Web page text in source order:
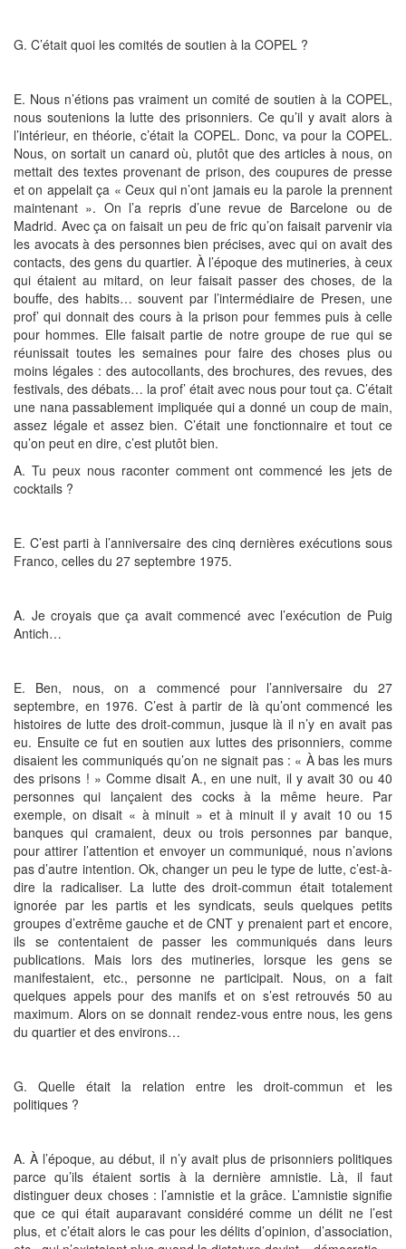
G. C’était quoi les comités de soutien à la COPEL ?
E. Nous n’étions pas vraiment un comité de soutien à la COPEL,
nous soutenions la lutte des prisonniers. Ce qu’il y avait alors à
l’intérieur, en théorie, c’était la COPEL. Donc, va pour la COPEL.
Nous, on sortait un canard où, plutôt que des articles à nous, on
mettait des textes provenant de prison, des coupures de presse
et on appelait ça « Ceux qui n’ont jamais eu la parole la prennent
maintenant ». On l’a repris d’une revue de Barcelone ou de
Madrid. Avec ça on faisait un peu de fric qu’on faisait parvenir via
les avocats à des personnes bien précises, avec qui on avait des
contacts, des gens du quartier. À l’époque des mutineries, à ceux
qui étaient au mitard, on leur faisait passer des choses, de la
bouffe, des habits… souvent par l’intermédiaire de Presen, une
prof’ qui donnait des cours à la prison pour femmes puis à celle
pour hommes. Elle faisait partie de notre groupe de rue qui se
réunissait toutes les semaines pour faire des choses plus ou
moins légales : des autocollants, des brochures, des revues, des
festivals, des débats… la prof’ était avec nous pour tout ça. C’était
une nana passablement impliquée qui a donné un coup de main,
assez légale et assez bien. C’était une fonctionnaire et tout ce
qu’on peut en dire, c’est plutôt bien.
A. Tu peux nous raconter comment ont commencé les jets de
cocktails ?
E. C’est parti à l’anniversaire des cinq dernières exécutions sous
Franco, celles du 27 septembre 1975.
A. Je croyais que ça avait commencé avec l’exécution de Puig
Antich…
E. Ben, nous, on a commencé pour l’anniversaire du 27
septembre, en 1976. C’est à partir de là qu’ont commencé les
histoires de lutte des droit-commun, jusque là il n’y en avait pas
eu. Ensuite ce fut en soutien aux luttes des prisonniers, comme
disaient les communiqués qu’on ne signait pas : « À bas les murs
des prisons ! » Comme disait A., en une nuit, il y avait 30 ou 40
personnes qui lançaient des cocks à la même heure. Par
exemple, on disait « à minuit » et à minuit il y avait 10 ou 15
banques qui cramaient, deux ou trois personnes par banque,
pour attirer l’attention et envoyer un communiqué, nous n’avions
pas d’autre intention. Ok, changer un peu le type de lutte, c’est-à-
dire la radicaliser. La lutte des droit-commun était totalement
ignorée par les partis et les syndicats, seuls quelques petits
groupes d’extrême gauche et de CNT y prenaient part et encore,
ils se contentaient de passer les communiqués dans leurs
publications. Mais lors des mutineries, lorsque les gens se
manifestaient, etc., personne ne participait. Nous, on a fait
quelques appels pour des manifs et on s’est retrouvés 50 au
maximum. Alors on se donnait rendez-vous entre nous, les gens
du quartier et des environs…
G. Quelle était la relation entre les droit-commun et les
politiques ?
A. À l’époque, au début, il n’y avait plus de prisonniers politiques
parce qu’ils étaient sortis à la dernière amnistie. Là, il faut
distinguer deux choses : l’amnistie et la grâce. L’amnistie signifie
que ce qui était auparavant considéré comme un délit ne l’est
plus, et c’était alors le cas pour les délits d’opinion, d’association,